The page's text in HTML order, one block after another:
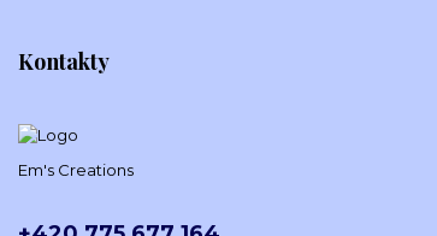
Kontakty
Em's Creations